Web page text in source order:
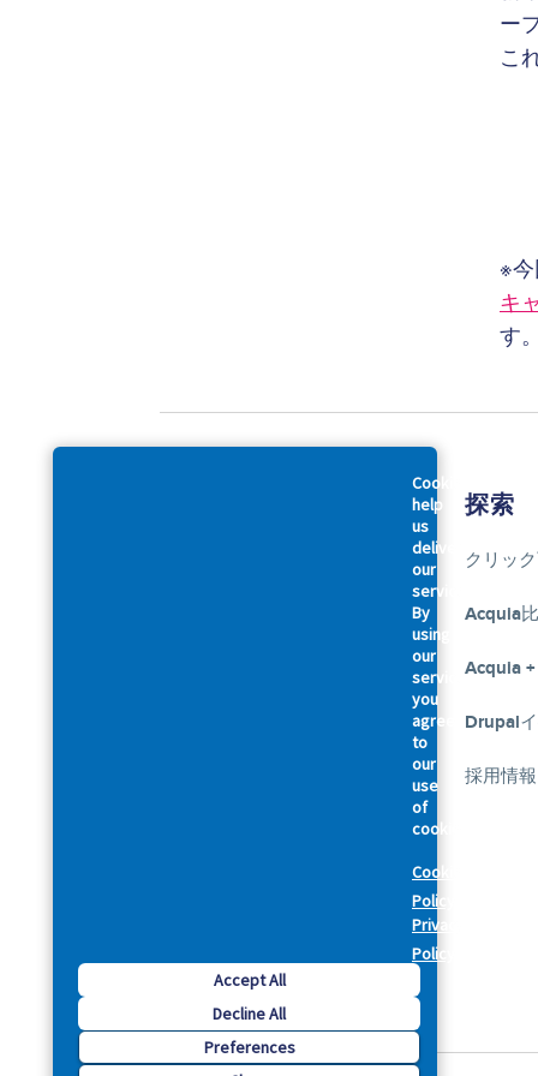
Cookies
help
us
deliver
our
services.
By
using
our
services,
you
agree
to
our
use
of
cookies.
Cookie
Policy
Privacy
Policy
Accept All
Decline All
Preferences
ー
こ
※
キ
す。
探索
クリッ
Acquia
Acquia
Drupal
採用情報